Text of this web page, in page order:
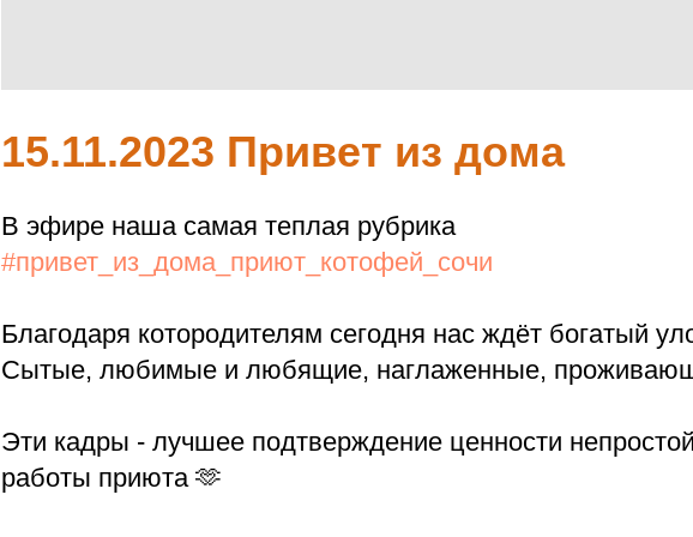
15.11.2023 Привет из дома
В эфире наша самая теплая рубрика
#привет_из_дома_приют_котофей_сочи
Благодаря котородителям сегодня нас ждёт богатый
Сытые, любимые и любящие, наглаженные,
Эти кадры - лучшее подтверждение ценности
работы приюта 🫶